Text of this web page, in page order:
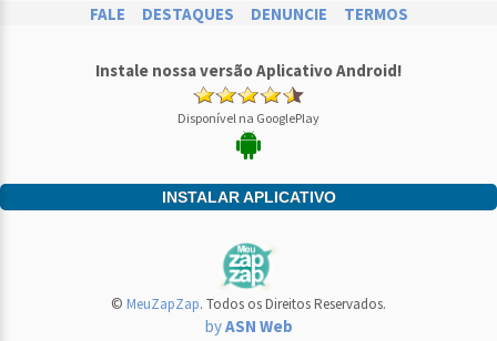
FALE DESTAQUES DENUNCIE TERMOS
Instale nossa versão Aplicativo Android!
Disponível na GooglePlay
INSTALAR APLICATIVO
© MeuZapZap. Todos os Direitos Reservados.
byASN Web